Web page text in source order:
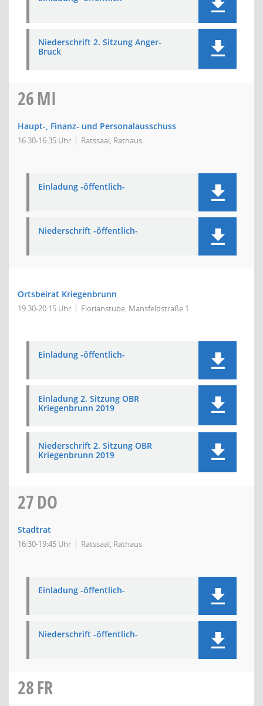
Niederschrift 2. Sitzung Anger-
Bruck
26MI
Haupt-, Finanz- und Personalausschuss
16:30-16:35 Uhr Ratssaal, Rathaus
Einladung -öffentlich-
Niederschrift -öffentlich-
Ortsbeirat Kriegenbrunn
19:30-20:15 Uhr Florianstube, Mansfeldstraße 1
Einladung -öffentlich-
Einladung 2. Sitzung OBR
Kriegenbrunn 2019
Niederschrift 2. Sitzung OBR
Kriegenbrunn 2019
27DO
Stadtrat
16:30-19:45 Uhr Ratssaal, Rathaus
Einladung -öffentlich-
Niederschrift -öffentlich-
28FR